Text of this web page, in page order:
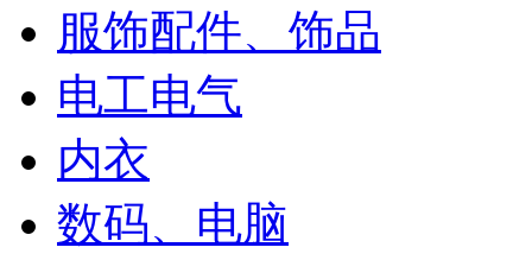
服饰配件、饰品
电工电气
内衣
数码、电脑